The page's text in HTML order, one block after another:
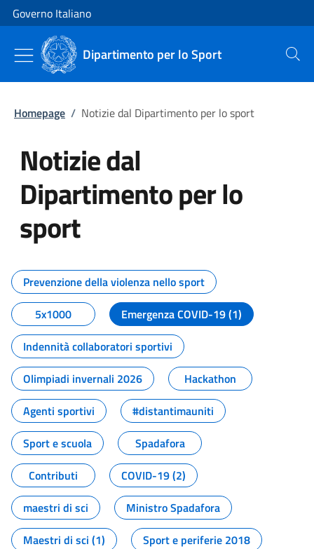
Vai al contenuto
Vai alla navigazione del sito
Governo Italiano
Dipartimento per lo Sport Cerca
Homepage / Notizie dal Dipartimento per lo sport
Notizie dal
Dipartimento per lo
sport
Tutti i contenuti della pagina
Prevenzione della violenza nello sport
5x1000
Emergenza COVID-19 (1)
Indennità collaboratori sportivi
Olimpiadi invernali 2026
Hackathon
Agenti sportivi
#distantimauniti
Sport e scuola
Spadafora
Contributi
COVID-19 (2)
maestri di sci
Ministro Spadafora
Maestri di sci (1)
Sport e periferie 2018